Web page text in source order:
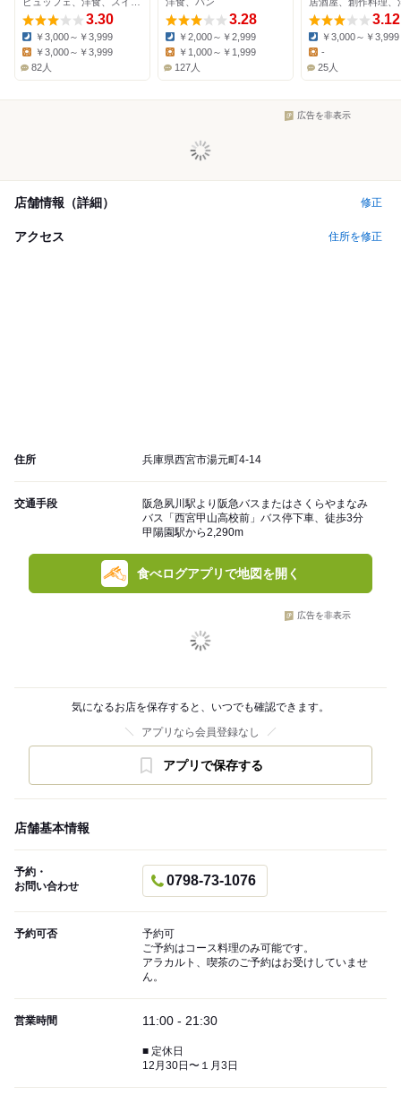
3.30
Dinner:
￥3,000～￥3,999
Lunch:
￥3,000～￥3,999
82人
3.28
Dinner:
￥2,000～￥2,999
￥1,000～￥1,999
127人
3.12
Dinner:
￥3,000～￥3,999
Lunch:
-
25人
広告を非表示
店舗情報（詳細） 修正
アクセス 住所を修正
住所 兵庫県西宮市湯元町4-14
交通手段
阪急夙川駅より阪急バスまたはさくらやまなみ
バス「西宮甲山高校前」バス停下車、徒歩3分
甲陽園駅から2,290m
食べログアプリで地図を開く
広告を非表示
気になるお店を保存すると、いつでも確認できます。
アプリなら会員登録なし
アプリで保存する
店舗基本情報
予約・
お問い合わせ
0798-73-1076
予約可否
予約可
ご予約はコース料理のみ可能です。
アラカルト、喫茶のご予約はお受けしていませ
ん。
営業時間 11:00 - 21:30
■ 定休日
12月30日〜１月3日